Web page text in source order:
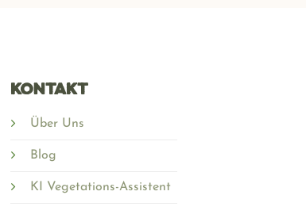
Kontakt
Über Uns
Blog
KI Vegetations-Assistent